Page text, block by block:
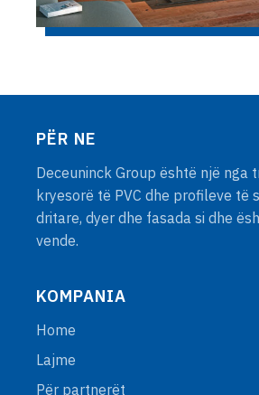
PËR NE
Deceuninck Group është një nga
kryesorë të PVC dhe profileve të
dritare, dyer dhe fasada si dhe
vende.
KOMPANIA
Home
Lajme
Për partnerët